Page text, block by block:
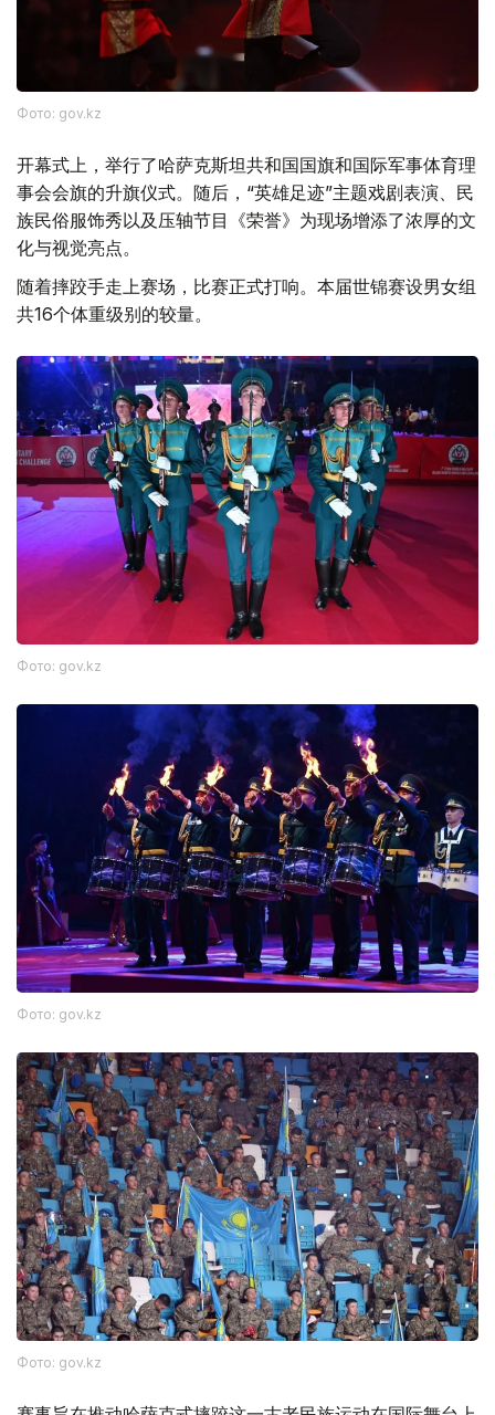
Фото: gov.kz
开幕式上，举行了哈萨克斯坦共和国国旗和国际军事体育理
事会会旗的升旗仪式。随后，“英雄足迹”主题戏剧表演、民
族民俗服饰秀以及压轴节目《荣誉》为现场增添了浓厚的文
化与视觉亮点。
随着摔跤手走上赛场，比赛正式打响。本届世锦赛设男女组
共16个体重级别的较量。
Фото: gov.kz
Фото: gov.kz
Фото: gov.kz